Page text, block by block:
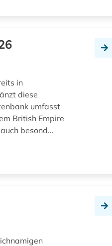
in
diese
umfasst
British Empire
besond...